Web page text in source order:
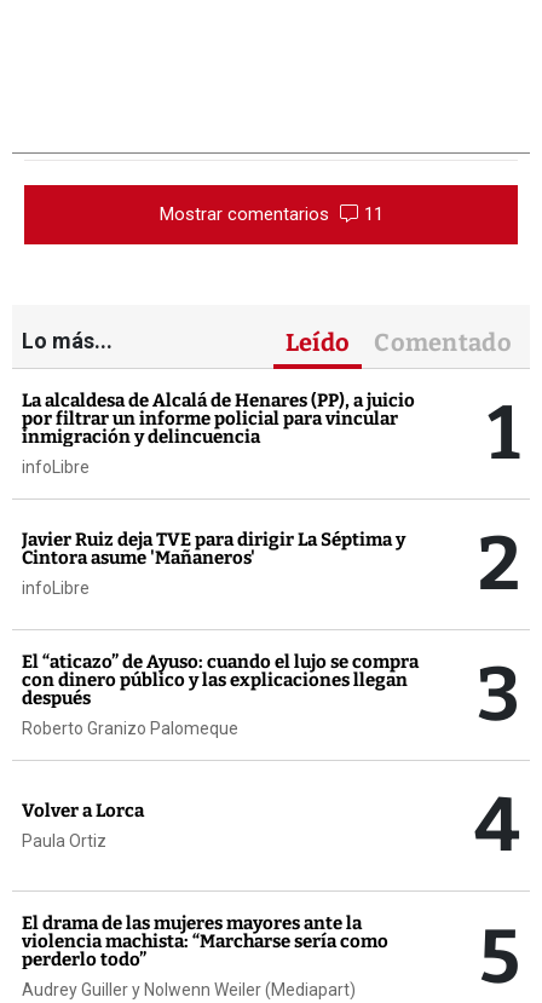
Mostrar comentarios 11
Lo más... Leído Comentado
La alcaldesa de Alcalá de Henares (PP), a juicio
por filtrar un informe policial para vincular
inmigración y delincuencia
infoLibre 1
Javier Ruiz deja TVE para dirigir La Séptima y
Cintora asume 'Mañaneros'
infoLibre 2
El “aticazo” de Ayuso: cuando el lujo se compra
con dinero público y las explicaciones llegan
después
Roberto Granizo Palomeque 3
Volver a Lorca
Paula Ortiz 4
El drama de las mujeres mayores ante la
violencia machista: “Marcharse sería como
perderlo todo”
Audrey Guiller y Nolwenn Weiler (Mediapart) 5